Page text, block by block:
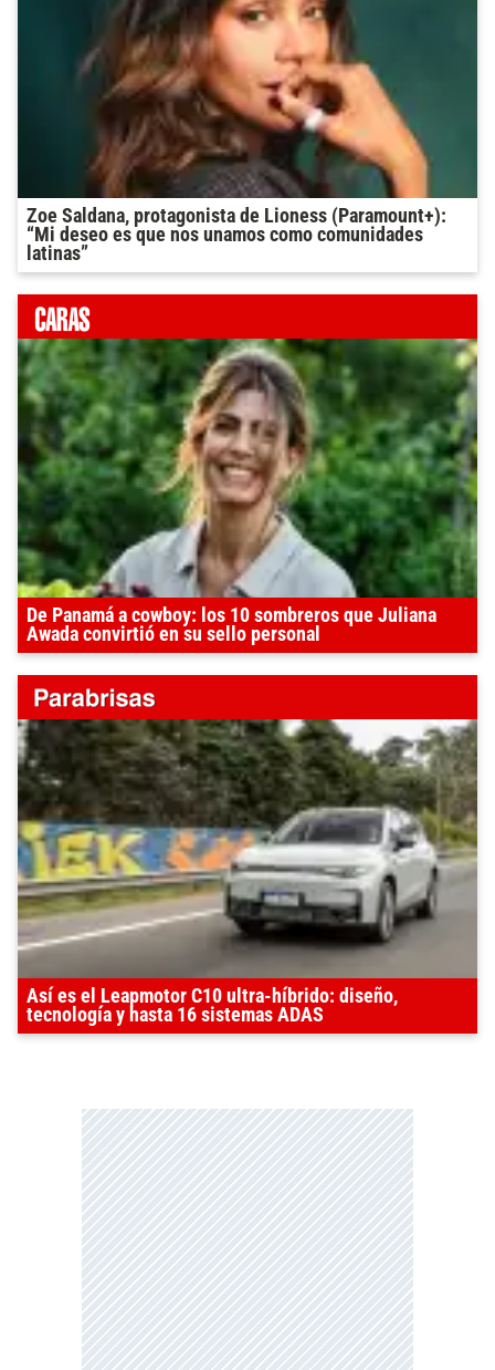
Zoe Saldana, protagonista de Lioness (Paramount+):
“Mi deseo es que nos unamos como comunidades
latinas”
De Panamá a cowboy: los 10 sombreros que Juliana
Awada convirtió en su sello personal
Así es el Leapmotor C10 ultra-híbrido: diseño,
tecnología y hasta 16 sistemas ADAS